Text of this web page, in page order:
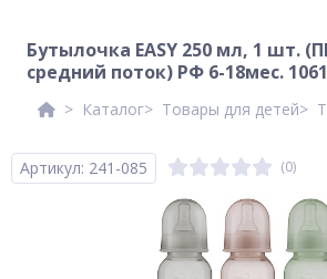
Бутылочка EASY 250 мл, 1 шт.
средний поток) РФ 6-18мес.
Каталог Товары для детей
Артикул: 241-085 (0)